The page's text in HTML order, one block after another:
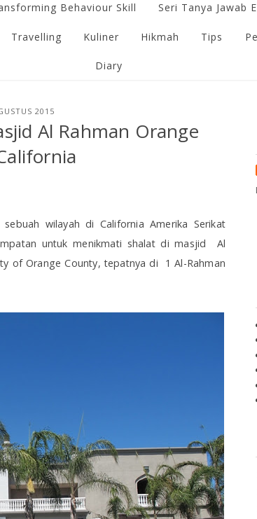
Behaviour Skill Seri Tanya Jawab
Travelling Kuliner Hikmah Tips
Diary
2015
Al Rahman Orange
wilayah di California Amerika Serikat
untuk menikmati shalat di masjid Al
of Orange County, tepatnya di 1 Al-Rahman